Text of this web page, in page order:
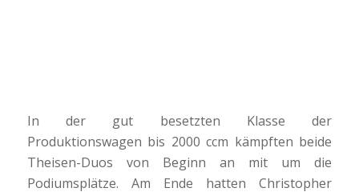
Grundstein zum Erfolg gelegt hatte. „Nach dem
Zahnriemenschaden vom letzten Mal, musste
Thomas Theisen innerhalb von zwei Wochen
einen neuen Zylinderkopf und ein paar andere